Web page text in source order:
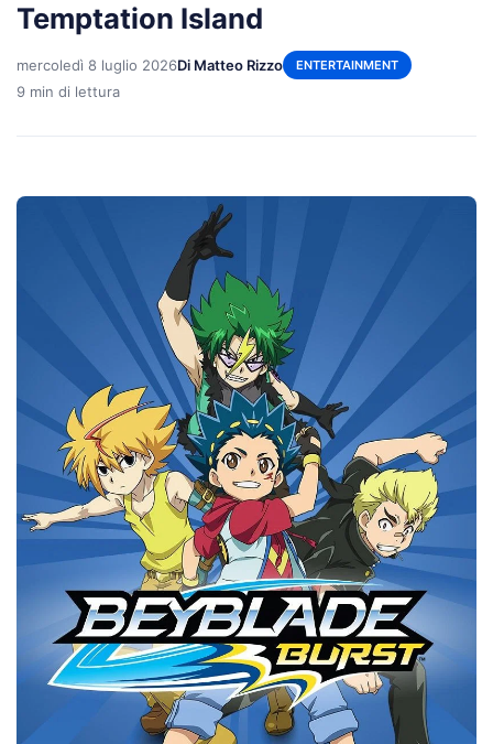
Temptation Island
mercoledì 8 luglio 2026Di Matteo Rizzo ENTERTAINMENT
9 min di lettura